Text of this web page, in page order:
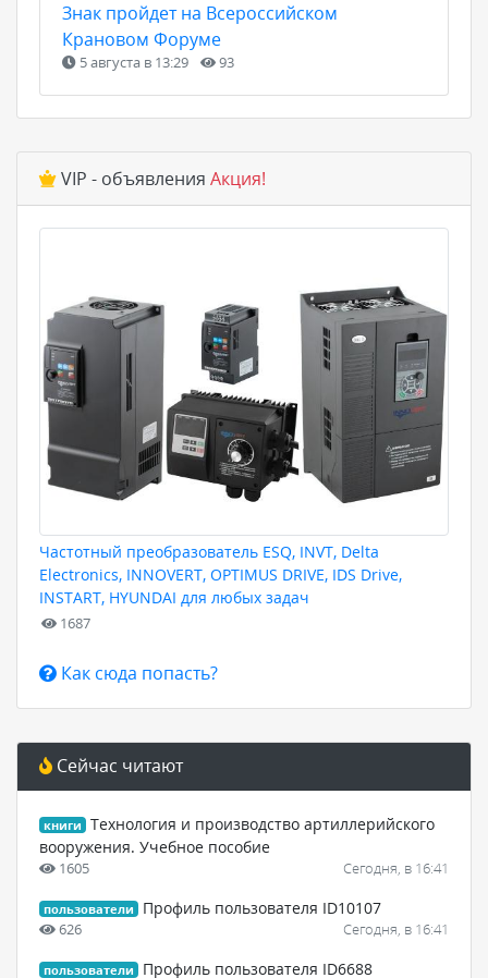
Знак пройдет на Всероссийском
Крановом Форуме
5 августа в 13:29 93
VIP - объявления Акция!
Частотный преобразователь ESQ, INVT, Delta
Electronics, INNOVERT, OPTIMUS DRIVE, IDS Drive,
INSTART, HYUNDAI для любых задач
1687
Как сюда попасть?
Сейчас читают
книги
Технология и производство артиллерийского
вооружения. Учебное пособие
1605 Сегодня, в 16:41
пользователи Профиль пользователя ID10107
626 Сегодня, в 16:41
пользователи Профиль пользователя ID6688